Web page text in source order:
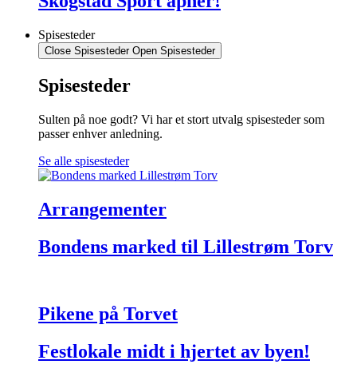
Spisesteder
Close Spisesteder Open Spisesteder
Spisesteder
Sulten på noe godt? Vi har et stort utvalg spisesteder som
passer enhver anledning.
Se alle spisesteder
Arrangementer
Bondens marked til Lillestrøm Torv
Pikene på Torvet
Festlokale midt i hjertet av byen!